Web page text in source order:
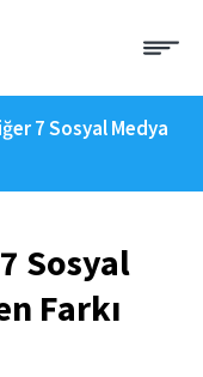
7 Sosyal Medya
Sosyal
Farkı